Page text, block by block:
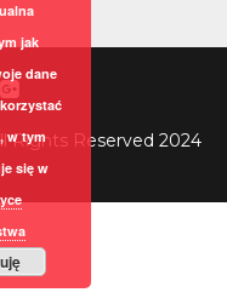
Rights Reserved 2024
jak
dane
w tym
się w